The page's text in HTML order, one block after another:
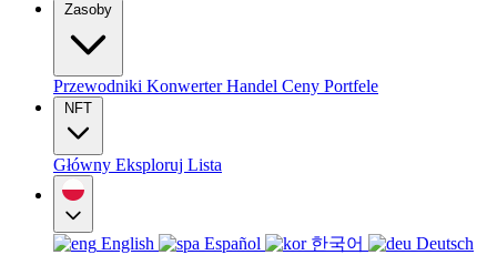
Zasoby
Przewodniki KonwerterHandel Ceny Portfele
NFT
Główny Eksploruj Lista
English Español 한국어
Deutsch